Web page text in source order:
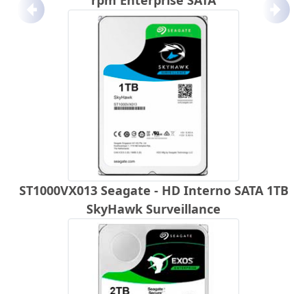
ST1000VX013 Seagate - HD Interno SATA 1TB
SkyHawk Surveillance
Anterior